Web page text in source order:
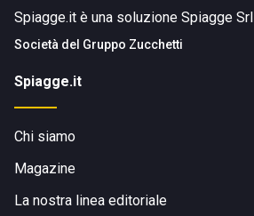
Spiagge.it è una soluzione Spiagge Srl
Società del Gruppo Zucchetti
Spiagge.it
Chi siamo
Magazine
La nostra linea editoriale